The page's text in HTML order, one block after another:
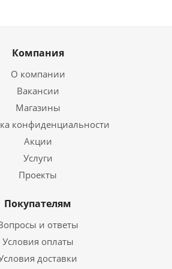
Компания
О компании
Вакансии
Магазины
конфиденциальности
Акции
Услуги
Проекты
Покупателям
и ответы
Условия оплаты
доставки